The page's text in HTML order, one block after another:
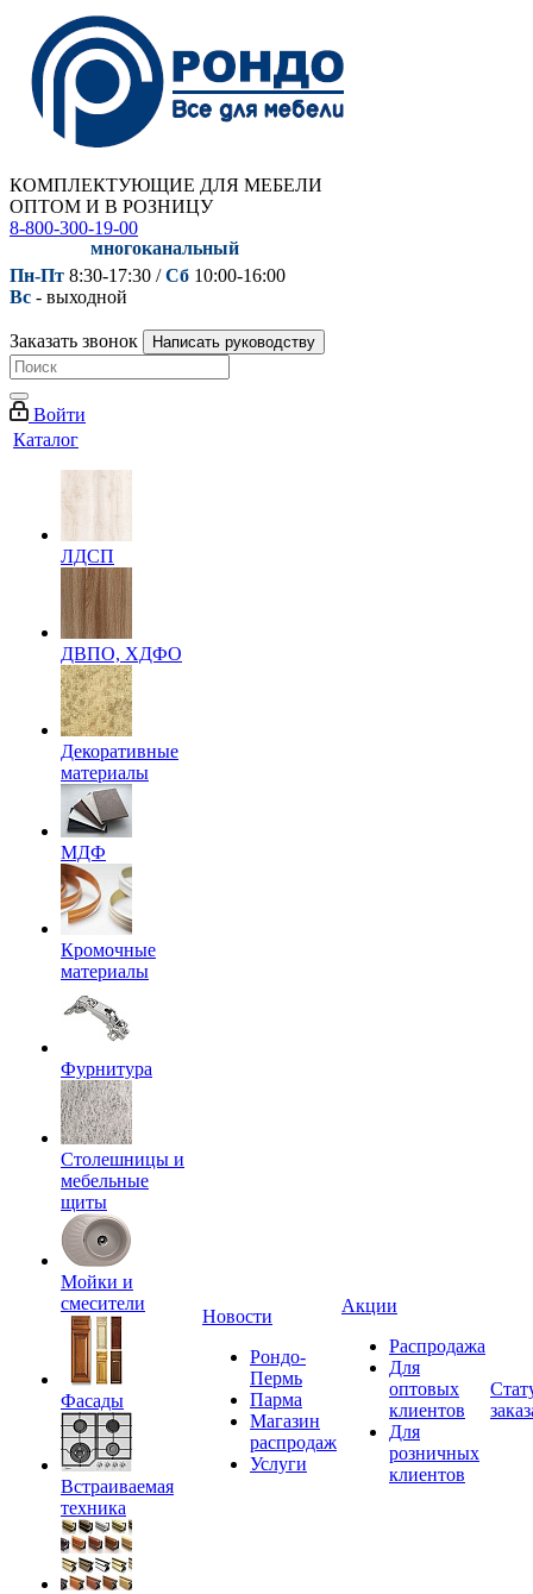
КОМПЛЕКТУЮЩИЕ ДЛЯ МЕБЕЛИ
ОПТОМ И В РОЗНИЦУ
8-800-300-19-00
многоканальный
Пн-Пт 8:30-17:30 /Сб 10:00-16:00
Вс - выходной
Заказать звонок Написать руководству
Войти
Каталог
ЛДСП
ДВПО, ХДФО
Декоративные
материалы
МДФ
Кромочные
материалы
Фурнитура
Столешницы и
мебельные
щиты
Мойки и
смесители
Фасады
Встраиваемая
техника
Новости
Рондо-
Пермь
Парма
Магазин
распродаж
Услуги
Акции
Распродажа
Для
оптовых
клиентов
Для
розничных
клиентов